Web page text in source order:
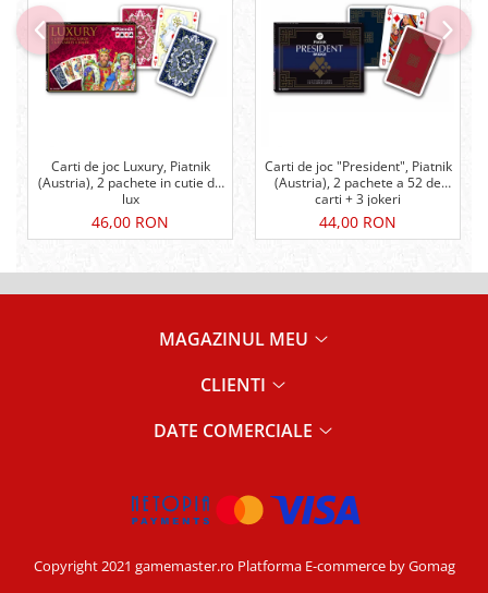
Carti de joc Luxury, Piatnik
(Austria), 2 pachete in cutie de
lux
46,00 RON
Carti de joc "President", Piatnik
(Austria), 2 pachete a 52 de
carti + 3 jokeri
44,00 RON
MAGAZINUL MEU
CLIENTI
DATE COMERCIALE
Copyright 2021 gamemaster.ro Platforma E-commerce by Gomag